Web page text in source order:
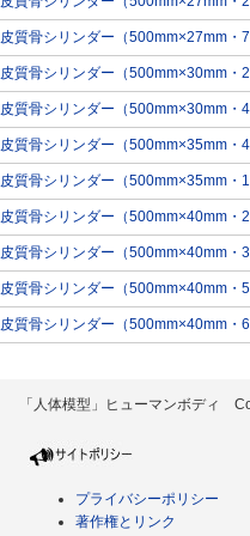
皮質骨シリンダー（500mm×27mm・
皮質骨シリンダー（500mm×30mm・
皮質骨シリンダー（500mm×30mm・
皮質骨シリンダー（500mm×35mm・
皮質骨シリンダー（500mm×35mm・
皮質骨シリンダー（500mm×40mm・
皮質骨シリンダー（500mm×40mm・
皮質骨シリンダー（500mm×40mm・
皮質骨シリンダー（500mm×40mm・
「人体模型」ヒューマンボディ
プライバシーポリシー
著作権とリンク